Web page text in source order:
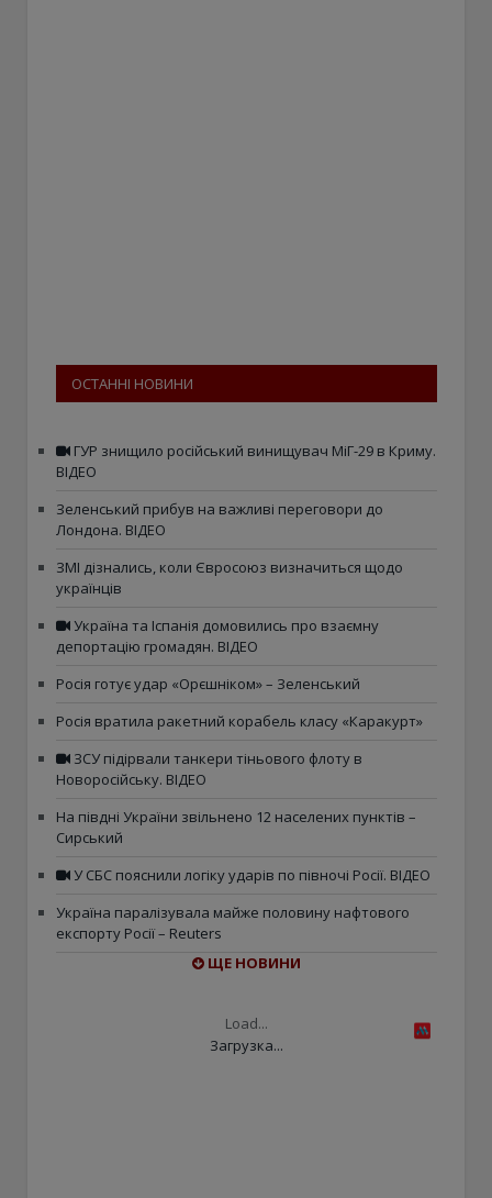
ОСТАННІ НОВИНИ
ГУР знищило російський винищувач МіГ-29 в Криму.
ВІДЕО
Зеленський прибув на важливі переговори до
Лондона. ВІДЕО
ЗМІ дізнались, коли Євросоюз визначиться щодо
українців
Україна та Іспанія домовились про взаємну
депортацію громадян. ВІДЕО
Росія готує удар «Орєшніком» – Зеленський
Росія вратила ракетний корабель класу «Каракурт»
ЗСУ підірвали танкери тіньового флоту в
Новоросійську. ВІДЕО
На півдні України звільнено 12 населених пунктів –
Сирський
У СБС пояснили логіку ударів по півночі Росії. ВІДЕО
Україна паралізувала майже половину нафтового
експорту Росії – Reuters
ЩЕ НОВИНИ
Load...
Загрузка...